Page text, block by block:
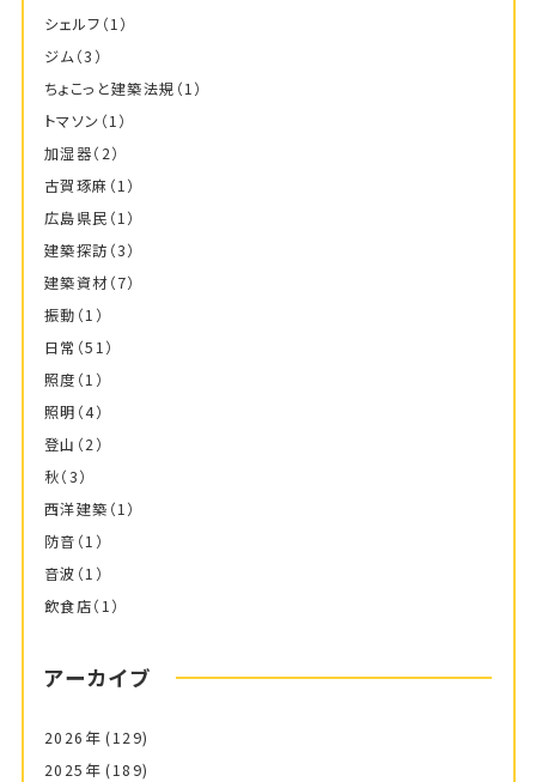
シェルフ （1）
ジム（3）
ちょこっと建築法規 （1）
トマソン （1）
加湿器（2）
古賀琢麻 （1）
広島県民 （1）
建築探訪 （3）
建築資材（7）
振動 （1）
日常 （51）
照度 （1）
照明 （4）
登山 （2）
秋（3）
西洋建築 （1）
防音 （1）
音波 （1）
飲食店（1）
アーカイブ
2026年 (129)
2025年 (189)